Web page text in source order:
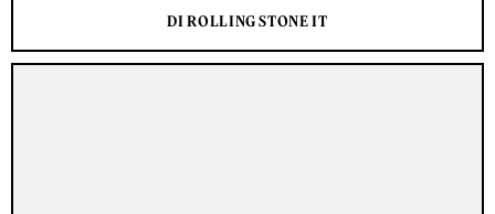
DI ROLLING STONE IT